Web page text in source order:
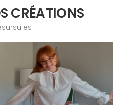
CRÉATIONS